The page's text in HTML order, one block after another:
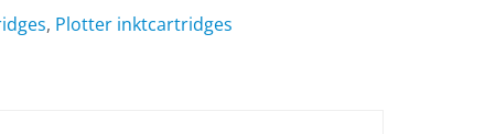
, Plotter inktcartridges